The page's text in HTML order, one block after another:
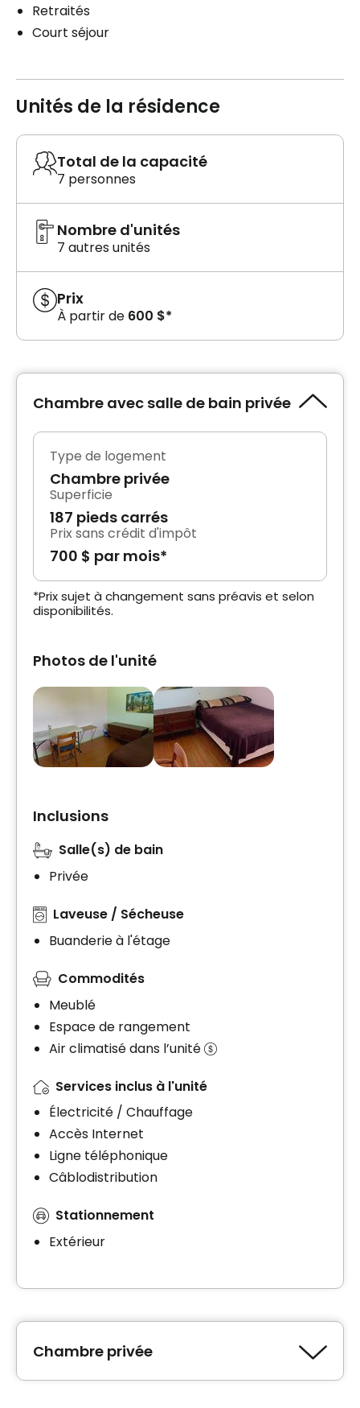
Retraités
Court séjour
Unités de la résidence
Total de la capacité
7 personnes
Nombre d'unités
7 autres unités
Prix
À partir de 600 $*
Chambre avec salle de bain privée
Type de logement
Chambre privée
Superficie
187 pieds carrés
Prix sans crédit d'impôt
700 $ par mois*
*Prix sujet à changement sans préavis et selon
disponibilités.
Photos de l'unité
Inclusions
Salle(s) de bain
Privée
Laveuse / Sécheuse
Buanderie à l'étage
Commodités
Meublé
Espace de rangement
Air climatisé dans l’unité
Services inclus à l'unité
Électricité / Chauffage
Accès Internet
Ligne téléphonique
Câblodistribution
Stationnement
Extérieur
Chambre privée